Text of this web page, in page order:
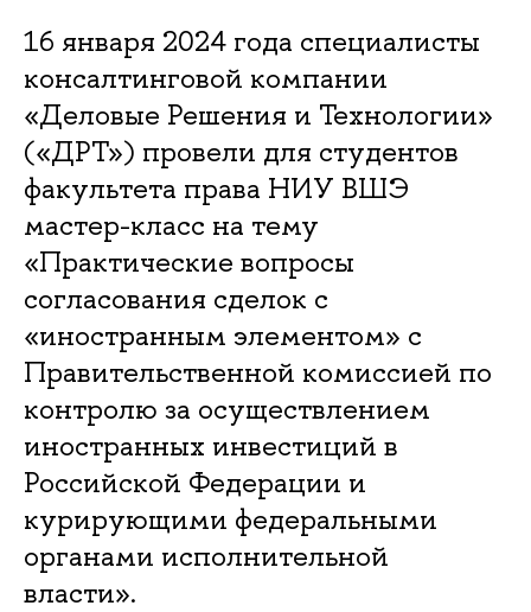
16 января 2024 года специалисты
консалтинговой компании
«Деловые Решения и Технологии»
(«ДРТ») провели для студентов
факультета права НИУ ВШЭ
мастер-класс на тему
«Практические вопросы
согласования сделок с
«иностранным элементом» с
Правительственной комиссией по
контролю за осуществлением
иностранных инвестиций в
Российской Федерации и
курирующими федеральными
органами исполнительной
власти».